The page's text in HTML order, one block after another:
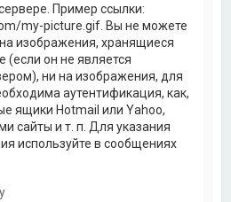
Пример ссылки:
my-picture.gif. Вы не можете
изображения, хранящиеся
он не является
ни на изображения, для
аутентификация, как,
ящики Hotmail или Yahoo,
сайты и т. п. Для указания
используйте в сообщениях